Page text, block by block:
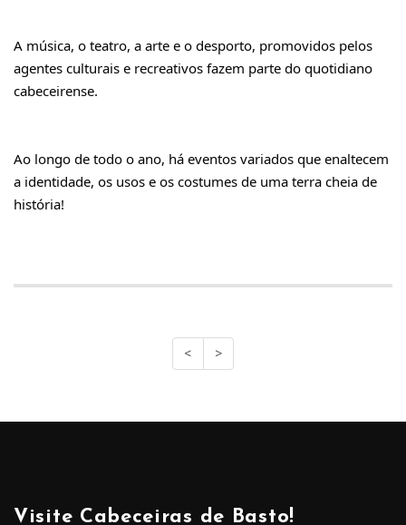
A música, o teatro, a arte e o desporto, promovidos pelos
agentes culturais e recreativos fazem parte do quotidiano
cabeceirense.
Ao longo de todo o ano, há eventos variados que enaltecem
a identidade, os usos e os costumes de uma terra cheia de
história!
< >
Visite Cabeceiras de Basto!